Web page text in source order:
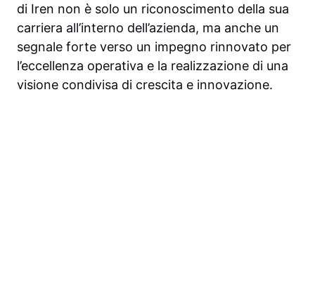
di Iren non è solo un riconoscimento della sua
carriera all’interno dell’azienda, ma anche un
segnale forte verso un impegno rinnovato per
l’eccellenza operativa e la realizzazione di una
visione condivisa di crescita e innovazione.